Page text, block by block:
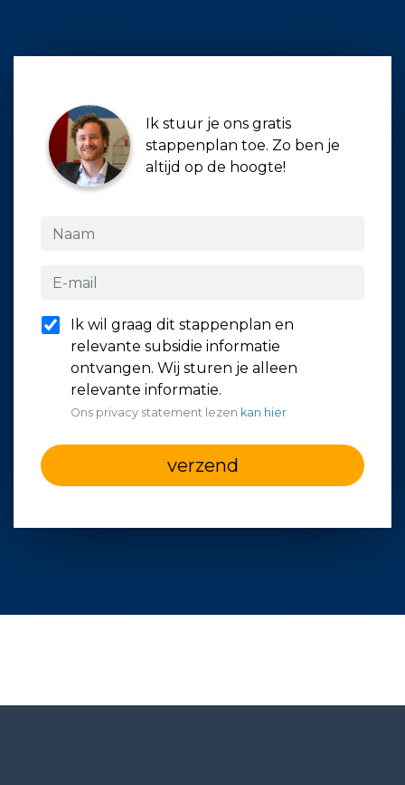
Ik stuur je ons gratis
stappenplan toe. Zo ben je
altijd op de hoogte!
Ik wil graag dit stappenplan en
relevante subsidie informatie
ontvangen. Wij sturen je alleen
relevante informatie.
Ons privacy statement lezen kan hier
verzend